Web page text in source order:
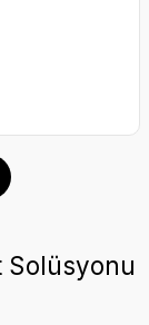
Solüsyonu